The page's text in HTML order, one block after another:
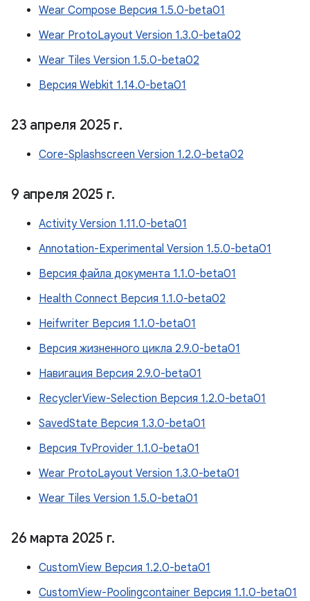
Wear Compose Версия 1.5.0-beta01
Wear ProtoLayout Version 1.3.0-beta02
Wear Tiles Version 1.5.0-beta02
Версия Webkit 1.14.0-beta01
23 апреля 2025 г.
Core-Splashscreen Version 1.2.0-beta02
9 апреля 2025 г.
Activity Version 1.11.0-beta01
Annotation-Experimental Version 1.5.0-beta01
Версия файла документа 1.1.0-beta01
Health Connect Версия 1.1.0-beta02
Heifwriter Версия 1.1.0-beta01
Версия жизненного цикла 2.9.0-beta01
Навигация Версия 2.9.0-beta01
RecyclerView-Selection Версия 1.2.0-beta01
SavedState Версия 1.3.0-beta01
Версия TvProvider 1.1.0-beta01
Wear ProtoLayout Version 1.3.0-beta01
Wear Tiles Version 1.5.0-beta01
26 марта 2025 г.
CustomView Версия 1.2.0-beta01
CustomView-Poolingcontainer Версия 1.1.0-beta01